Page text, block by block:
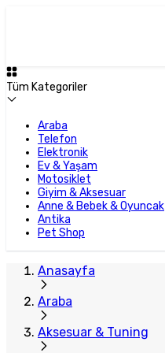
Tüm Kategoriler
Araba
Telefon
Elektronik
Ev & Yaşam
Motosiklet
Giyim & Aksesuar
Anne & Bebek & Oyuncak
Antika
Pet Shop
Anasayfa
Araba
Aksesuar & Tuning